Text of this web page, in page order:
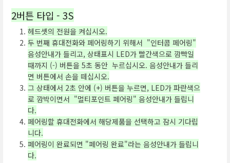
2버튼 타입 - 3S
헤드셋의 전원을 켜십시오.
두 번째 휴대전화와 페어링하기 위해서 "인터콤 페어링"
음성안내가 들리고, 상태표시 LED가 빨간색으로 깜빡일
때까지 (-) 버튼을 5초 동안 누르십시오. 음성안내가 들리
면 버튼에서 손을 떼십시오.
그 상태에서 2초 안에 (+) 버튼을 누르면, LED가 파란색으
로 깜박이면서 "멀티포인트 페어링" 음성안내가 들립니
다.
페어링할 휴대전화에서 해당제품을 선택하고 잠시 기다립
니다.
페어링이 완료되면 "페어링 완료"라는 음성안내가 들립니
다.